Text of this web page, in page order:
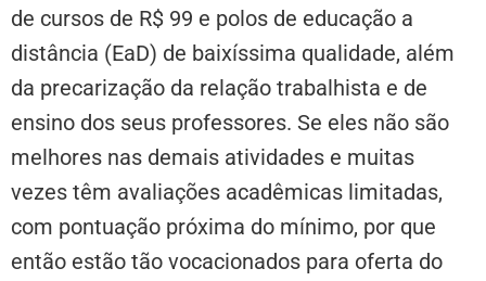
de cursos de R$ 99 e polos de educação a
distância (EaD) de baixíssima qualidade, além
da precarização da relação trabalhista e de
ensino dos seus professores. Se eles não são
melhores nas demais atividades e muitas
vezes têm avaliações acadêmicas limitadas,
com pontuação próxima do mínimo, por que
então estão tão vocacionados para oferta do